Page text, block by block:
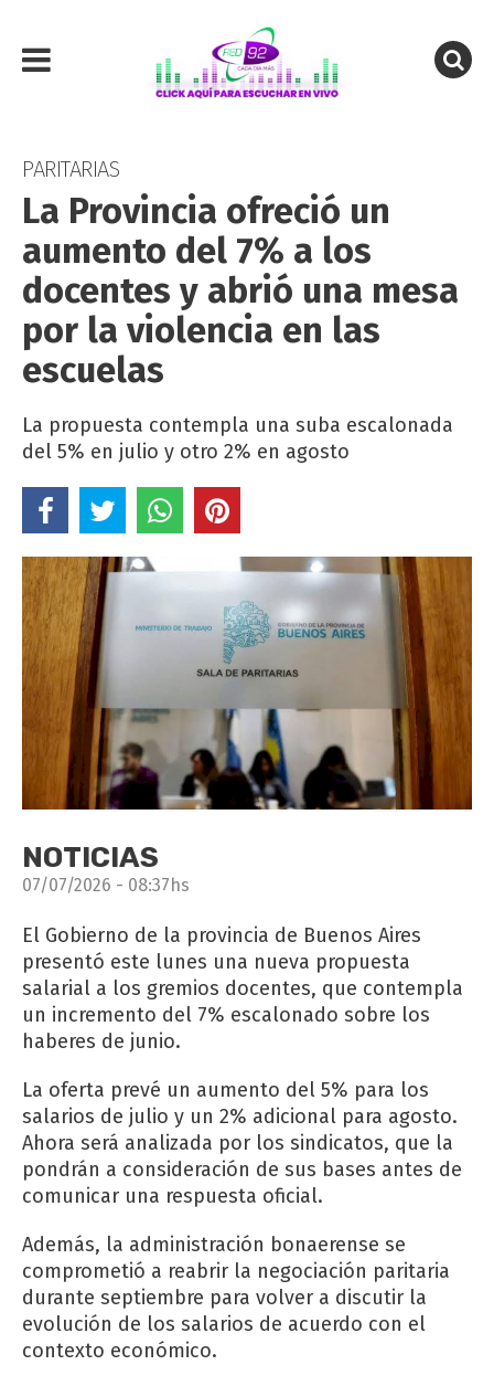
PARITARIAS
La Provincia ofreció un
aumento del 7% a los
docentes y abrió una mesa
por la violencia en las
escuelas
La propuesta contempla una suba escalonada
del 5% en julio y otro 2% en agosto
NOTICIAS
07/07/2026 - 08:37hs
El Gobierno de la provincia de Buenos Aires
presentó este lunes una nueva propuesta
salarial a los gremios docentes, que contempla
un incremento del 7% escalonado sobre los
haberes de junio.
La oferta prevé un aumento del 5% para los
salarios de julio y un 2% adicional para agosto.
Ahora será analizada por los sindicatos, que la
pondrán a consideración de sus bases antes de
comunicar una respuesta oficial.
Además, la administración bonaerense se
comprometió a reabrir la negociación paritaria
durante septiembre para volver a discutir la
evolución de los salarios de acuerdo con el
contexto económico.